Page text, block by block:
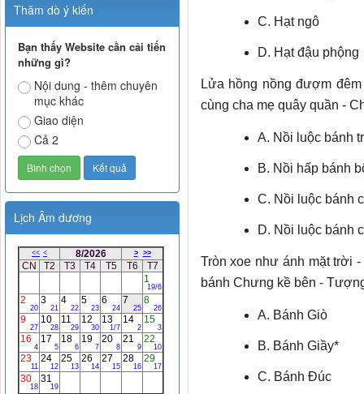
C. Hạt ngô
D. Hạt đậu phộng
Lửa hồng nồng đượm
cùng cha mẹ quây quần -
A. Nồi luộc bánh
B. Nồi hấp bánh
C. Nồi luộc bánh
D. Nồi luộc bánh
Tròn xoe như ánh mặt trời
bánh Chưng kề bên -
A. Bánh Giò
B. Bánh Giầy*
C. Bánh Đúc
Thăm dò ý kiến
Bạn thấy Website cần cải tiến
những gì?
Nội dung - thêm chuyên
mục khác
Giao diện
Cả 2
Lịch Âm dương